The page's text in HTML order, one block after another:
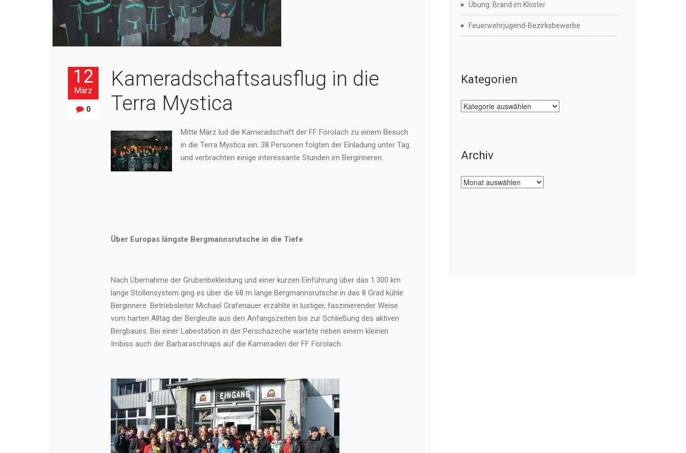
12
März
0
Kameradschaftsausflug in die
Terra Mystica
Mitte März lud die Kameradschaft der FF Förolach zu einem Besuch
in die Terra Mystica ein. 38 Personen folgten der Einladung unter Tag
und verbrachten einige interessante Stunden im Berginneren.
Über Europas längste Bergmannsrutsche in die Tiefe
Nach Übernahme der Grubenbekleidung und einer kurzen Einführung über das 1.300 km
lange Stollensystem ging es über die 68 m lange Bergmannsrutsche in das 8 Grad kühle
Berginnere. Betriebsleiter Michael Grafenauer erzählte in lustiger, faszinierender Weise
vom harten Alltag der Bergleute aus den Anfangszeiten bis zur Schließung des aktiven
Bergbaues. Bei einer Labestation in der Perschazeche wartete neben einem kleinen
Imbiss auch der Barbaraschnaps auf die Kameraden der FF Förolach.
Übung: Brand im Kloster
Feuerwehrjugend-Bezirksbewerbe
Kategorien
Kategorien
Archiv
Archiv